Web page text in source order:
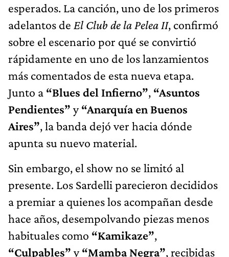
esperados. La canción, uno de los primeros
adelantos de El Club de la Pelea II, confirmó
sobre el escenario por qué se convirtió
rápidamente en uno de los lanzamientos
más comentados de esta nueva etapa.
Junto a “Blues del Infierno”, “Asuntos
Pendientes” y“Anarquía en Buenos
Aires”, la banda dejó ver hacia dónde
apunta su nuevo material.
Sin embargo, el show no se limitó al
presente. Los Sardelli parecieron decididos
a premiar a quienes los acompañan desde
hace años, desempolvando piezas menos
habituales como “Kamikaze”,
“Culpables” y“Mamba Negra”, recibidas